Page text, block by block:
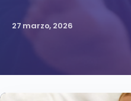
27 marzo, 2026